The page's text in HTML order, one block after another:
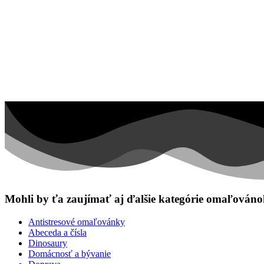
Mohli by ťa zaujímať aj ďalšie kategórie
Antistresové omaľovánky
Abeceda a čísla
Dinosaury
Domácnosť a bývanie